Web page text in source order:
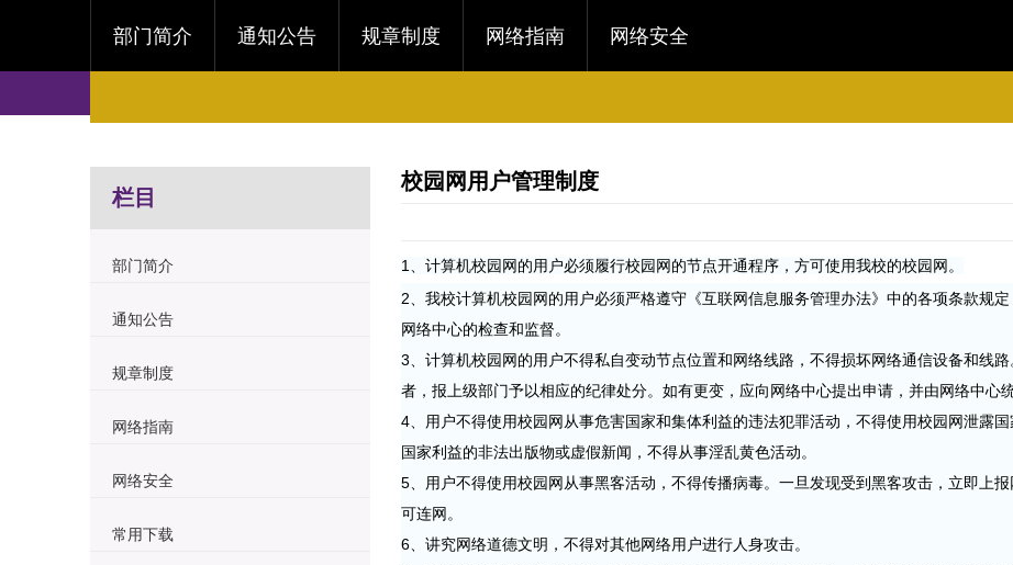
部门简介 通知公告 规章制度 网络指南 网络安全
栏目
部门简介
通知公告
规章制度
网络指南
网络安全
常用下载
校园网用户管理制度
1、计算机校园网的用户必须履行校园网的节点开通程序，方可使用我校的校园网。
2、我校计算机校园网的用户必须严格遵守《互联网信息服务管理办法》中的各项条款规
网络中心的检查和监督。
3、计算机校园网的用户不得私自变动节点位置和网络线路，不得损坏网络通信设备和线
者，报上级部门予以相应的纪律处分。如有更变，应向网络中心提出申请，并由网络中心
4、用户不得使用校园网从事危害国家和集体利益的违法犯罪活动，不得使用校园网泄露
国家利益的非法出版物或虚假新闻，不得从事淫乱黄色活动。
5、用户不得使用校园网从事黑客活动，不得传播病毒。一旦发现受到黑客攻击，立即上
可连网。
6、讲究网络道德文明，不得对其他网络用户进行人身攻击。